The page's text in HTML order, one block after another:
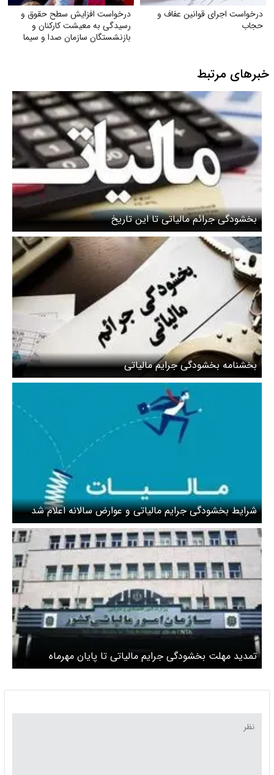
درخواست اجرای قوانین عفاف و
حجاب
درخواست افزایش سطح حقوق و
رسیدگی به معیشت کارکنان و
بازنشستگان سازمان صدا و سیما
خبرهای مرتبط
بخشودگی جرائم مالیاتی تا این تاریخ
بخشنامه بخشودگی جرایم مالیاتی
شرایط بخشودگی جرایم مالیاتی و عوارض سالانه اعلام شد
تمدید مهلت بخشودگی جرایم مالیاتی تا پایان مهرماه